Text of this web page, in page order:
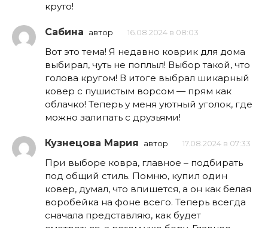
круто!
Сабина автор 16.08.2024 в 08:03
Вот это тема! Я недавно коврик для дома
выбирал, чуть не поплыл! Выбор такой, что
голова кругом! В итоге выбрал шикарный
ковер с пушистым ворсом — прям как
облачко! Теперь у меня уютный уголок, где
можно залипать с друзьями!
Кузнецова Мария автор 17.08.2024 в 07:33
При выборе ковра, главное – подбирать
под общий стиль. Помню, купил один
ковер, думал, что впишется, а он как белая
воробейка на фоне всего. Теперь всегда
сначала представляю, как будет